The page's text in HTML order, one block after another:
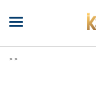
> >